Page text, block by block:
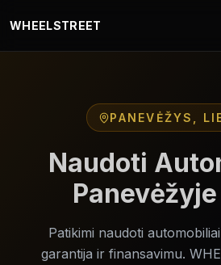
WHEELSTREET
PANEVĖŽYS,
Naudoti
Patikimi naudoti
garantija ir finansavimu.